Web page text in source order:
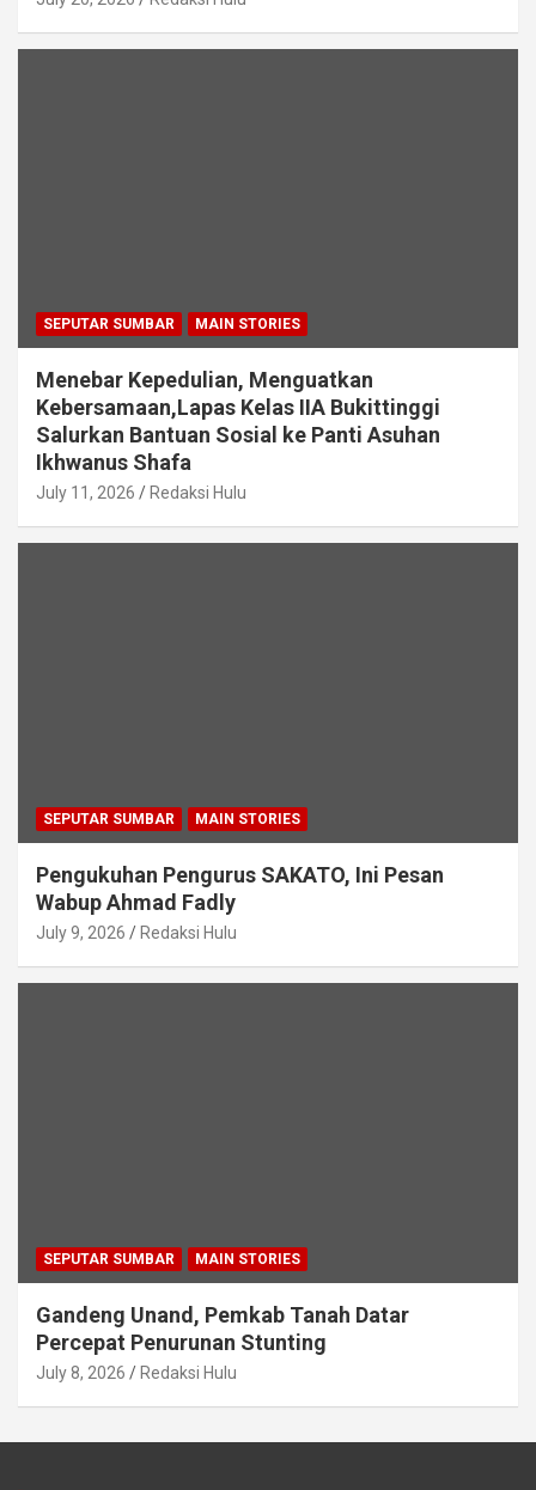
SEPUTAR SUMBAR MAIN STORIES
Menebar Kepedulian, Menguatkan
Kebersamaan,Lapas Kelas IIA Bukittinggi
Salurkan Bantuan Sosial ke Panti Asuhan
Ikhwanus Shafa
July 11, 2026 Redaksi Hulu
SEPUTAR SUMBAR MAIN STORIES
Pengukuhan Pengurus SAKATO, Ini Pesan
Wabup Ahmad Fadly
July 9, 2026 Redaksi Hulu
SEPUTAR SUMBAR MAIN STORIES
Gandeng Unand, Pemkab Tanah Datar
Percepat Penurunan Stunting
July 8, 2026 Redaksi Hulu